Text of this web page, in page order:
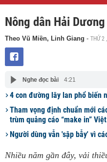
Nông dân Hải
Theo Vũ Miền, Linh Giang - THỨ 2
Nghe đọc bài 4:21
4 con đường lây lan phổ biến
Tham vọng định chuẩn mới
trùm quảng cáo “make in”
Người dùng vẫn 'sập bẫy' vì
Nhiều năm gần đây, vải